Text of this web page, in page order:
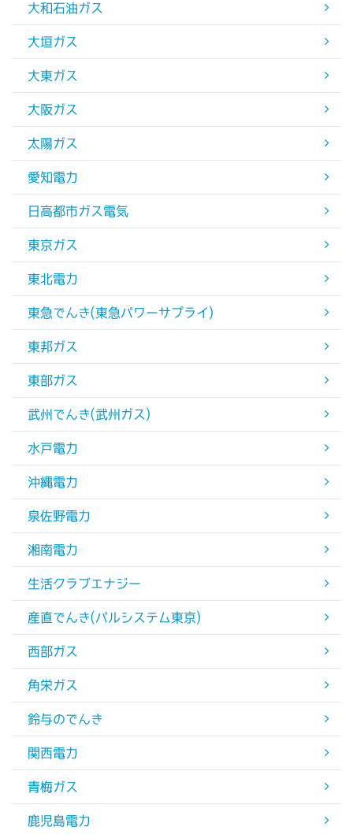
大和石油ガス
大垣ガス
大東ガス
大阪ガス
太陽ガス
愛知電力
日高都市ガス電気
東京ガス
東北電力
東急でんき(東急パワーサプライ)
東邦ガス
東部ガス
武州でんき(武州ガス)
水戸電力
沖縄電力
泉佐野電力
湘南電力
生活クラブエナジー
産直でんき(パルシステム東京)
西部ガス
角栄ガス
鈴与のでんき
関西電力
青梅ガス
鹿児島電力